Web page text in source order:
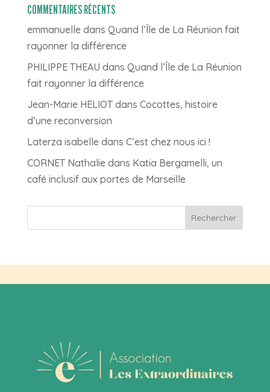
COMMENTAIRES RÉCENTS
emmanuelledans Quand l’Île de La Réunion fait
rayonner la différence
PHILIPPE THEAU dans Quand l’Île de La Réunion
fait rayonner la différence
Jean-Marie HELIOTdans Cocottes, histoire
d’une reconversion
Laterza isabelledans C’est chez nous ici !
CORNET Nathaliedans Katia Bergamelli, un
café inclusif aux portes de Marseille
Rechercher